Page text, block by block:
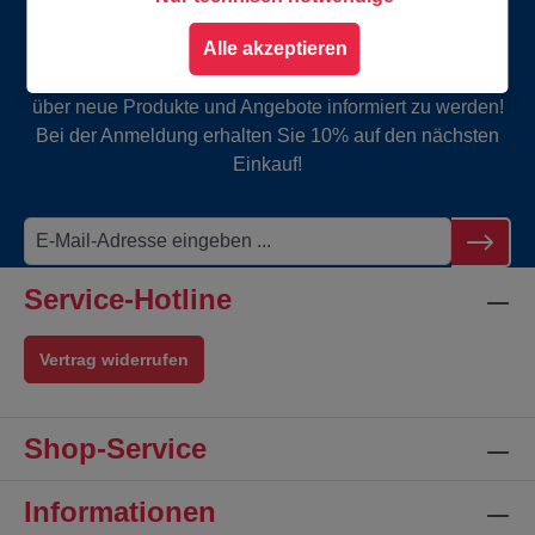
Gutschein
Abonnieren Sie jetzt unseren Newsletter, um rechtzeitig
über neue Produkte und Angebote informiert zu werden!
Bei der Anmeldung erhalten Sie 10% auf den nächsten
Einkauf!
Service-Hotline
Vertrag widerrufen
Shop-Service
Informationen
Alle akzeptieren